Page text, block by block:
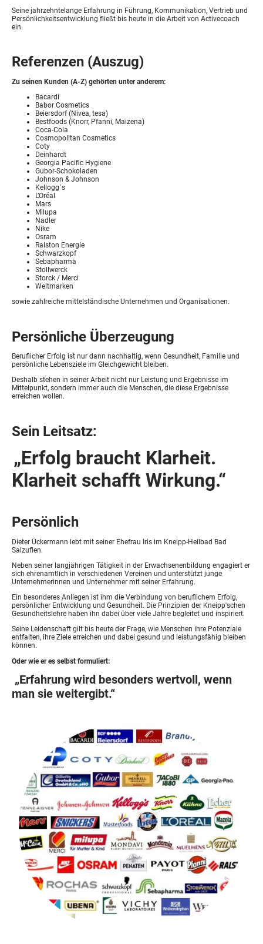
Seine jahrzehntelange Erfahrung in Führung, Kommunikation, Vertrieb und
Persönlichkeitsentwicklung fließt bis heute in die Arbeit von Activecoach
ein.
Referenzen (Auszug)
Zu seinen Kunden (A-Z) gehörten unter anderem:
Bacardi
Babor Cosmetics
Beiersdorf (Nivea, tesa)
Bestfoods (Knorr, Pfanni, Maizena)
Coca-Cola
Cosmopolitan Cosmetics
Coty
Deinhardt
Georgia Pacific Hygiene
Gubor-Schokoladen
Johnson & Johnson
Kellogg´s
L’Oréal
Mars
Milupa
Nadler
Nike
Osram
Ralston Energie
Schwarzkopf
Sebapharma
Stollwerck
Storck / Merci
Weltmarken
sowie zahlreiche mittelständische Unternehmen und Organisationen.
Persönliche Überzeugung
Beruflicher Erfolg ist nur dann nachhaltig, wenn Gesundheit, Familie und
persönliche Lebensziele im Gleichgewicht bleiben.
Deshalb stehen in seiner Arbeit nicht nur Leistung und Ergebnisse im
Mittelpunkt, sondern immer auch die Menschen, die diese Ergebnisse
erreichen wollen.
Sein Leitsatz:
„Erfolg braucht Klarheit.
Klarheit schafft Wirkung.“
Persönlich
Dieter Ückermann lebt mit seiner Ehefrau Iris im Kneipp-Heilbad Bad
Salzuflen.
Neben seiner langjährigen Tätigkeit in der Erwachsenenbildung engagiert er
sich ehrenamtlich in verschiedenen Vereinen und unterstützt junge
Unternehmerinnen und Unternehmer mit seiner Erfahrung.
Ein besonderes Anliegen ist ihm die Verbindung von beruflichem Erfolg,
persönlicher Entwicklung und Gesundheit. Die Prinzipien der Kneipp'schen
Gesundheitslehre haben ihn dabei über viele Jahre begleitet und inspiriert.
Seine Leidenschaft gilt bis heute der Frage, wie Menschen ihre Potenziale
entfalten, ihre Ziele erreichen und dabei gesund und leistungsfähig bleiben
können.
Oder wie er es selbst formuliert:
„Erfahrung wird besonders wertvoll, wenn
man sie weitergibt.“